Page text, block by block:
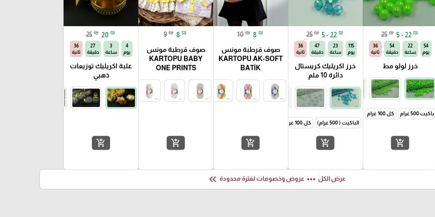
كل 50 غرام
25 ₪ 5 - 22 ₪
54
يوم
22
ساعة
54
دقيقة
35
ثانية
خرز لولو مط
باكيت 500 غرام كل 100 غرام
add_shopping_cart
25 ₪ 5 - 22 ₪
115
يوم
23
ساعة
47
دقيقة
35
ثانية
خرز اكريليك كريستال
دائرة 10 ملم
الباكيت ( 500 غرام) كل 100 غرام
add_shopping_cart
10 ₪ 8 ₪
صوف قرطبة مونس
KARTOPU AK-SOFT
BATİK
add_shopping_cart
9 ₪ 8 ₪
صوف قرطبة مونس
KARTOPU BABY
ONE PRINTS
add_shopping_cart
25 ₪ 20 ₪
4
يوم
3
ساعة
27
دقيقة
35
ثانية
علبة اكريليك توزيعات
ذهبي
add_shopping_cart
عرض الكل more_horiz عروض وخصومات لفترة محدودة keyboard_double_arrow_left